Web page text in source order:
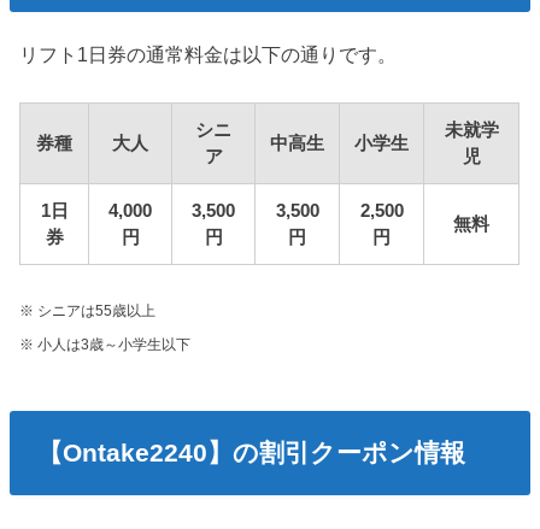
リフト1日券の通常料金は以下の通りです。
券種 大人
シニ
ア
中高生 小学生
未就学
児
1日
券
4,000
円
3,500
円
3,500
円
2,500
円
無料
※ シニアは55歳以上
※ 小人は3歳～小学生以下
【Ontake2240】の割引クーポン情報